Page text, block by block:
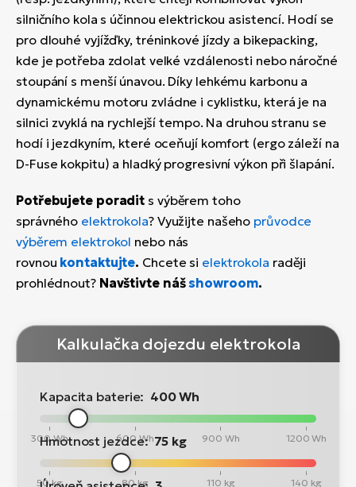
silničního kola s účinnou elektrickou asistencí. Hodí se
pro dlouhé vyjížďky, tréninkové jízdy a bikepacking,
kde je potřeba zdolat velké vzdálenosti nebo náročné
stoupání s menší únavou. Díky lehkému karbonu a
dynamickému motoru zvládne i cyklistku, která je na
silnici zvyklá na rychlejší tempo. Na druhou stranu se
hodí i jezdkyním, které oceňují komfort (ergo záleží na
D-Fuse kokpitu) a hladký progresivní výkon při šlapání.
Potřebujete poradit s výběrem toho
správného elektrokola? Využijte našeho průvodce
výběrem elektrokol nebo nás
rovnou kontaktujte. Chcete si elektrokola raději
prohlédnout? Navštivte nášshowroom.
Kalkulačka dojezdu elektrokola
Kapacita baterie: 400 Wh
300 Wh 600 Wh 900 Wh 1200 Wh
Hmotnost jezdce: 75 kg
50 kg 80 kg 110 kg 140 kg